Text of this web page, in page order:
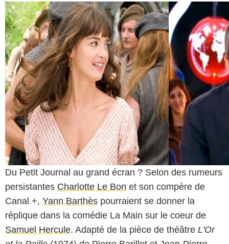
Du Petit Journal au grand écran ? Selon des rumeurs
persistantes Charlotte Le Bon et son compère de
Canal +, Yann Barthès pourraient se donner la
réplique dans la comédie La Main sur le coeur de
Samuel Hercule. Adapté de la pièce de théâtre L'Or